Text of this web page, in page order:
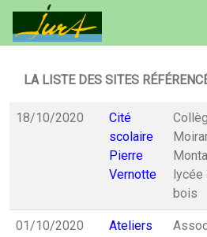
LA LISTE DES SITES
18/10/2020
Cité
scolaire
Pierre
Vernotte
lycée
bois
01/10/2020
Ateliers